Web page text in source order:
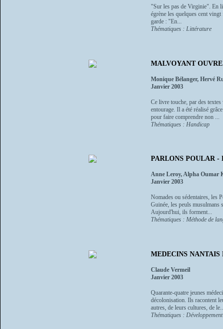
"Sur les pas de Virginie". En
égrène les quelques cent
garde : "En...
Thématiques : Littérature
MALVOYANT
Monique Bélanger, Hervé
Janvier 2003
Ce livre touche, par des
entourage. Il a été réalisé
pour faire comprendre non ...
Thématiques : Handicap
PARLONS POULAR -
Anne Leroy, Alpha Oumar
Janvier 2003
Nomades ou sédentaires, les
Guinée, les peuls musulmans
Aujourd'hui, ils forment...
Thématiques : Méthode de
MEDECINS NANTAIS
Claude Vermeil
Janvier 2003
Quarante-quatre jeunes
décolonisation. Ils racontent
autres, de leurs cultures, de
Thématiques :